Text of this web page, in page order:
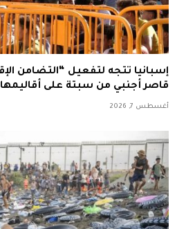
قاصر أجنبي من سبتة على أقاليمها
أغسطس 7, 2026